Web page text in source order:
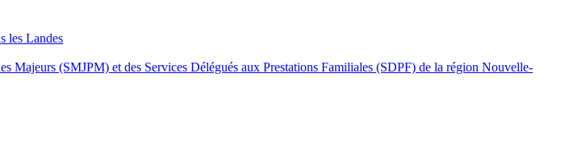
les Landes
Majeurs (SMJPM) et des Services Délégués aux Prestations Familiales (SDPF) de la région Nouvelle-